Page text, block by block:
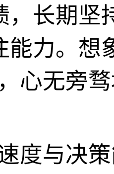
，长期坚
能力。想
心无旁
度与决